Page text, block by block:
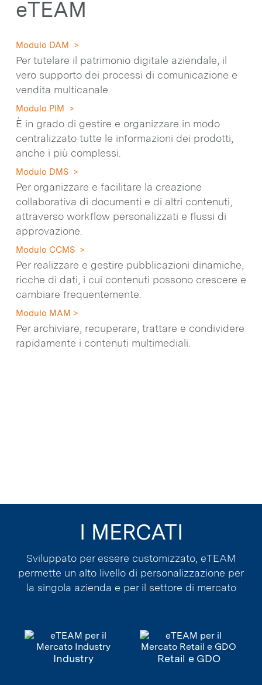
eTEAM
Modulo DAM >
Per tutelare il patrimonio digitale aziendale, il
vero supporto dei processi di comunicazione e
vendita multicanale.
Modulo PIM >
È in grado di gestire e organizzare in modo
centralizzato tutte le informazioni dei prodotti,
anche i più complessi.
Modulo DMS >
Per organizzare e facilitare la creazione
collaborativa di documenti e di altri contenuti,
attraverso workflow personalizzati e flussi di
approvazione.
Modulo CCMS >
Per realizzare e gestire pubblicazioni dinamiche,
ricche di dati, i cui contenuti possono crescere e
cambiare frequentemente.
Modulo MAM >
Per archiviare, recuperare, trattare e condividere
rapidamente i contenuti multimediali.
I MERCATI
Sviluppato per essere customizzato, eTEAM
permette un alto livello di personalizzazione per
la singola azienda e per il settore di mercato
Industry Retail e GDO